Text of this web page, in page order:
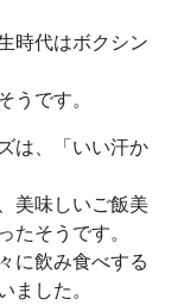
時代はボクシン
うです。
は、「いい汗か
美味しいご飯美
たそうです。
に飲み食べする
ました。